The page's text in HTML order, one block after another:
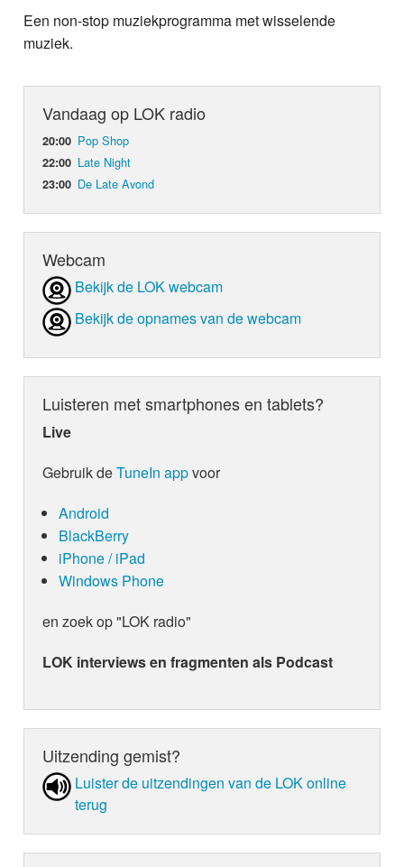
Foto's
Webcam
Info
Een non-stop muziekprogramma met wisselende
muziek.
Vandaag op LOK radio
20:00 Pop Shop
22:00 Late Night
23:00 De Late Avond
Webcam
Bekijk de LOK webcam
Bekijk de opnames van de webcam
Luisteren met smartphones en tablets?
Live
Gebruik deTuneIn appvoor
Android
BlackBerry
iPhone / iPad
Windows Phone
en zoek op "LOK radio"
LOK interviews en fragmenten als Podcast
Uitzending gemist?
Luister de uit­zen­din­gen van de LOK online
terug